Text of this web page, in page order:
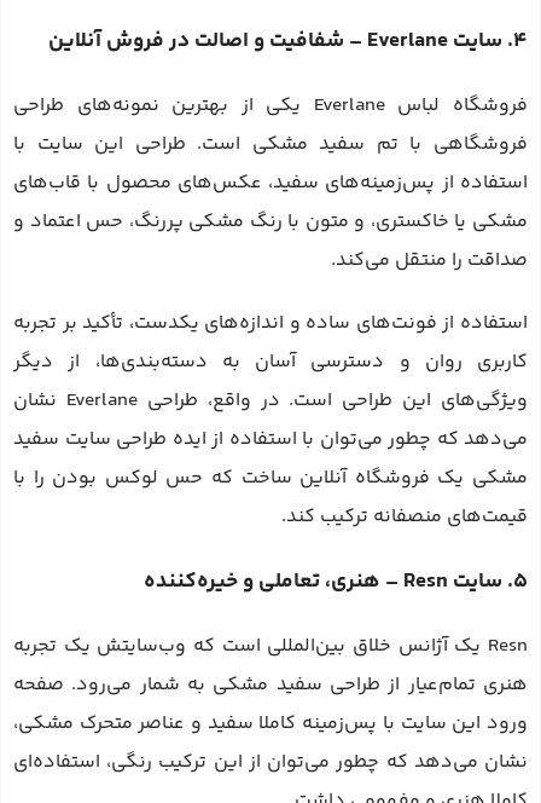
4. سایت Everlane – شفافیت و اصالت در فروش آنلاین
فروشگاه لباس Everlane یکی از بهترین نمونه‌های طراحی
فروشگاهی با تم سفید مشکی است. طراحی این سایت با
استفاده از پس‌زمینه‌های سفید، عکس‌های محصول با قاب‌های
مشکی یا خاکستری، و متون با رنگ مشکی پررنگ، حس اعتماد و
صداقت را منتقل می‌کند.
استفاده از فونت‌های ساده و اندازه‌های یکدست، تأکید بر تجربه
کاربری روان و دسترسی آسان به دسته‌بندی‌ها، از دیگر
ویژگی‌های این طراحی است. در واقع، طراحی Everlane نشان
می‌دهد که چطور می‌توان با استفاده از ایده طراحی سایت سفید
مشکی یک فروشگاه آنلاین ساخت که حس لوکس بودن را با
قیمت‌های منصفانه ترکیب کند.
5. سایت Resn – هنری، تعاملی و خیره‌کننده
Resn یک آژانس خلاق بین‌المللی است که وب‌سایتش یک تجربه
هنری تمام‌عیار از طراحی سفید مشکی به شمار می‌رود. صفحه
ورود این سایت با پس‌زمینه کاملا سفید و عناصر متحرک مشکی،
نشان می‌دهد که چطور می‌توان از این ترکیب رنگی، استفاده‌ای